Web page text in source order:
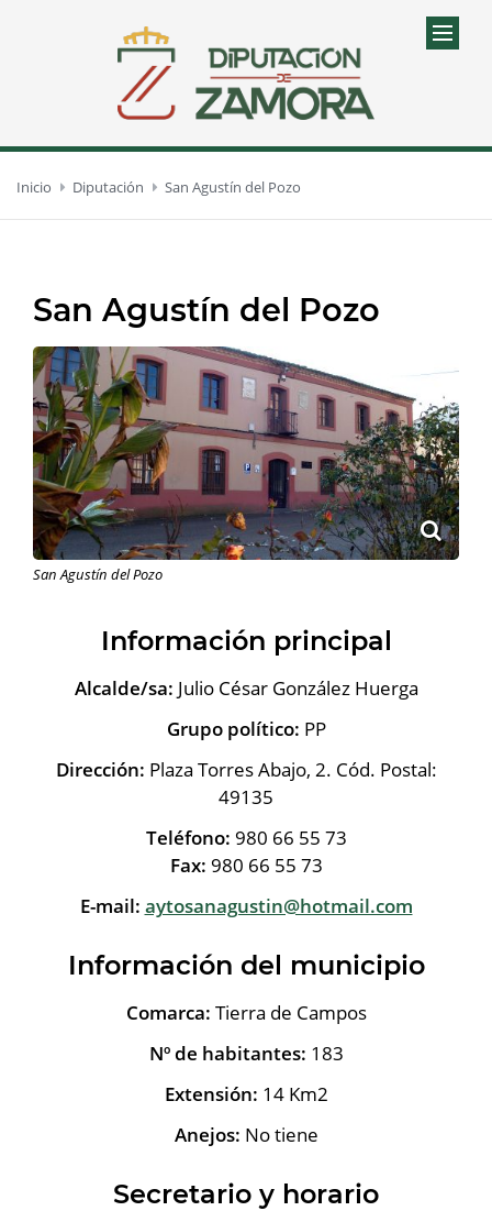
Inicio Diputación San Agustín del Pozo
San Agustín del Pozo
San Agustín del Pozo
Información principal
Alcalde/sa: Julio César González Huerga
Grupo político: PP
Dirección: Plaza Torres Abajo, 2. Cód. Postal:
49135
Teléfono: 980 66 55 73
Fax: 980 66 55 73
E-mail: aytosanagustin@hotmail.com
Información del municipio
Comarca: Tierra de Campos
Nº de habitantes: 183
Extensión: 14 Km2
Anejos: No tiene
Secretario y horario